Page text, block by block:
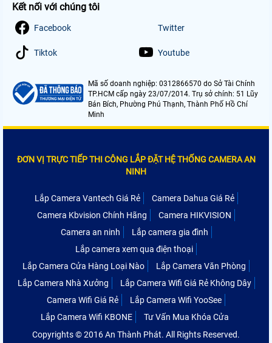
Kết nối với chúng tôi
Facebook Twitter
Tiktok Youtube
Mã số doanh nghiệp: 0312866570 do Sở Tài Chính
TP.HCM cấp ngày 23/07/2014. Trụ sở chính: 51 Lũy
Bán Bích, Phường Phú Thạnh, Thành Phố Hồ Chí
Minh
ĐƠN VỊ TRỰC TIẾP THI CÔNG LẮP ĐẶT HỆ THỐNG CAMERA AN
NINH
Lắp Camera Vantech Giá Rẻ
Camera Dahua Giá Rẻ
Camera Kbvision Chính Hãng
Camera HIKVISION
Camera an ninh
Lắp camera gia đình
Lắp camera xem qua điện thoại
Lắp Camera Cửa Hàng Loại Nào
Lắp Camera Văn Phòng
Lắp Camera Nhà Xưởng
Lắp Camera Wifi Giá Rẻ Không Dây
Camera Wifi Giá Rẻ
Lắp Camera Wifi YooSee
Lắp Camera Wifi KBONE
Tư Vấn Mua Khóa Cửa
Copyrights © 2016 An Thành Phát. All Rights Reserved.